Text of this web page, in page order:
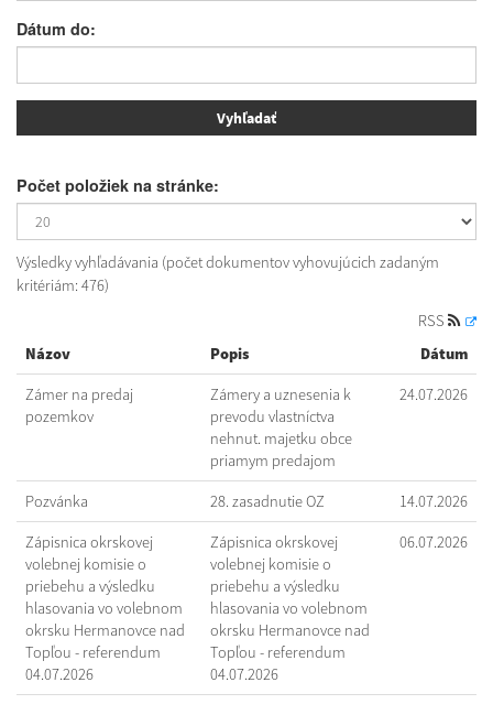
Dátum do:
Počet položiek na stránke:
Výsledky vyhľadávania (počet dokumentov vyhovujúcich zadaným
kritériám: 476)
RSS
Názov
Popis Dátum
Zámer na predaj
pozemkov
Zámery a uznesenia k
prevodu vlastníctva
nehnut. majetku obce
priamym predajom
24.07.2026
Pozvánka 28. zasadnutie OZ 14.07.2026
Zápisnica okrskovej
volebnej komisie o
priebehu a výsledku
hlasovania vo volebnom
okrsku Hermanovce nad
Topľou - referendum
04.07.2026
Zápisnica okrskovej
volebnej komisie o
priebehu a výsledku
hlasovania vo volebnom
okrsku Hermanovce nad
Topľou - referendum
04.07.2026
06.07.2026